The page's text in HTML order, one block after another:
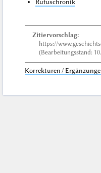
Rufuschronik
Zitiervorschlag:
https://
(Bearbeitungsstand:
Korrekturen /